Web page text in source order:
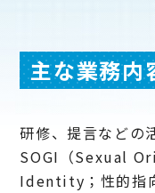
主な業務内
研修、提言などの
SOGI（Sexual
Identity；性的指